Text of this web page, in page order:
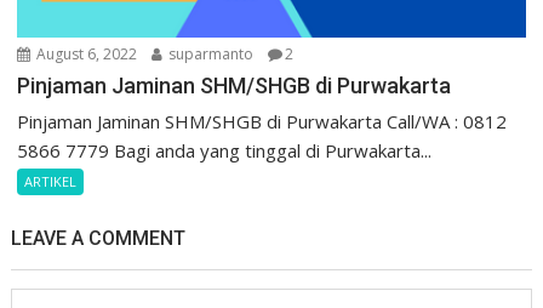
August 6, 2022 suparmanto 2
Pinjaman Jaminan SHM/SHGB di Purwakarta
Pinjaman Jaminan SHM/SHGB di Purwakarta Call/WA : 0812
5866 7779 Bagi anda yang tinggal di Purwakarta...
ARTIKEL
LEAVE A COMMENT